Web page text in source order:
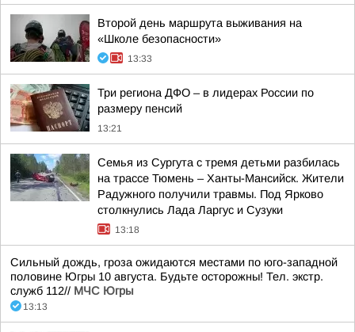
Второй день маршрута выживания на
«Школе безопасности»
13:33
Три региона ДФО – в лидерах России по
размеру пенсий
13:21
Семья из Сургута с тремя детьми разбилась
на трассе Тюмень – Ханты-Мансийск. Жители
Радужного получили травмы. Под Ярково
столкнулись Лада Ларгус и Сузуки
13:18
Сильный дождь, гроза ожидаются местами по юго-западной
половине Югры 10 августа. Будьте осторожны! Тел. экстр.
служб 112// МЧС Югры
13:13